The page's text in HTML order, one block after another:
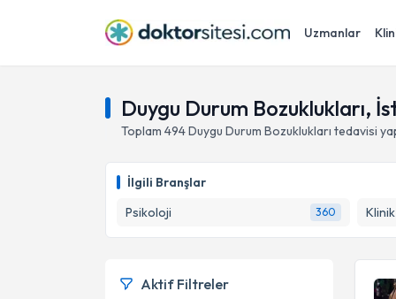
Uzmanlar
Duygu Durum Bozuklukları,
Toplam 494Duygu Durum Bozuklukları tedavisi
İlgili Branşlar
Psikoloji
360
Aktif Filtreler